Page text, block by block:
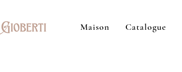
Maison Catalogue